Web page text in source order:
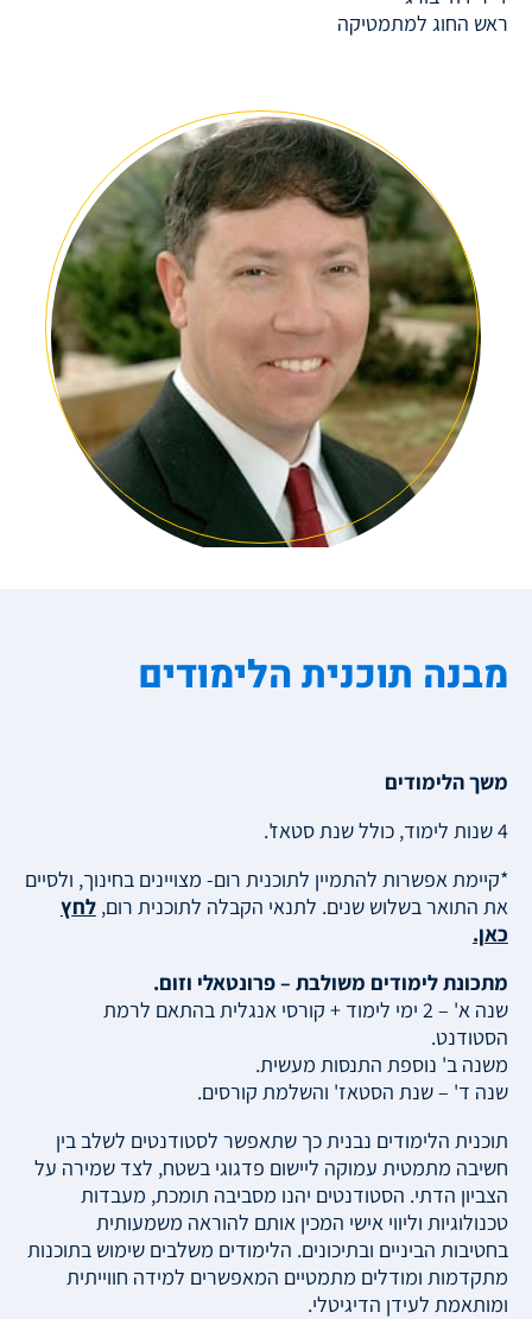
ראש החוג למתמטיקה
מבנה תוכנית הלימודים
משך הלימודים
4 שנות לימוד, כולל שנת סטאז'.
*קיימת אפשרות להתמיין לתוכנית רום- מצויינים בחינוך, ולסיים
את התואר בשלוש שנים. לתנאי הקבלה לתוכנית רום,לחץ
כאן.
מתכונת לימודים משולבת – פרונטאלי וזום.
שנה א' – 2 ימי לימוד + קורסי אנגלית בהתאם לרמת
הסטודנט.
משנה ב' נוספת התנסות מעשית.
שנה ד' – שנת הסטאז' והשלמת קורסים.
תוכנית הלימודים נבנית כך שתאפשר לסטודנטים לשלב בין
חשיבה מתמטית עמוקה ליישום פדגוגי בשטח, לצד שמירה על
הצביון הדתי. הסטודנטים יהנו מסביבה תומכת, מעבדות
טכנולוגיות וליווי אישי המכין אותם להוראה משמעותית
בחטיבות הביניים ובתיכונים. הלימודים משלבים שימוש בתוכנות
מתקדמות ומודלים מתמטיים המאפשרים למידה חווייתית
ומותאמת לעידן הדיגיטלי.